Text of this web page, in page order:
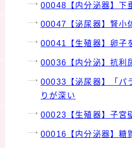
00048【内分泌器】下
00047【泌尿器】腎小
00041【生殖器】卵子
00036【内分泌】抗利
00033【泌尿器】「パ
りが深い
00023【生殖器】子宮
00016【内分泌器】糖